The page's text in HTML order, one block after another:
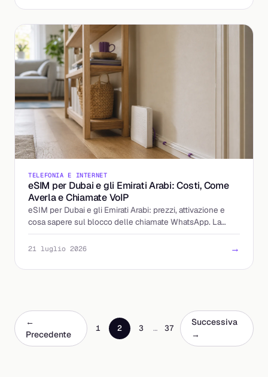
TELEFONIA E INTERNET
eSIM per Dubai e gli Emirati Arabi: Costi, Come
Averla e Chiamate VoIP
eSIM per Dubai e gli Emirati Arabi: prezzi, attivazione e
cosa sapere sul blocco delle chiamate WhatsApp. La
guida per partire preparato.
21 luglio 2026 →
←
Precedente
1 2 3 … 37
Successiva
→